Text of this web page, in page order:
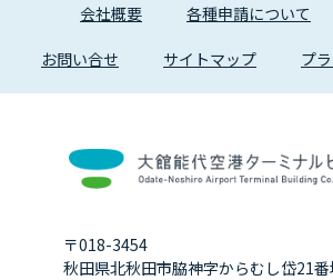
会社概要 各種申請について
お問い合せ サイトマップ プ
〒018-3454
秋田県北秋田市脇神字からむし岱21